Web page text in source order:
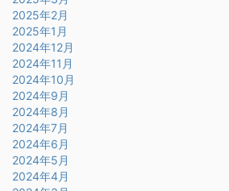
2025年2月
2025年1月
2024年12月
2024年11月
2024年10月
2024年9月
2024年8月
2024年7月
2024年6月
2024年5月
2024年4月